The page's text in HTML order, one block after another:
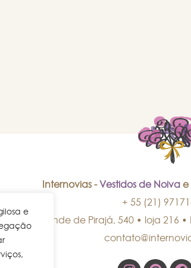
e
Internovias - Vestidos de Noivae
+ 55 (21)
Rua Visconde de Pirajá, 540 • loja 216